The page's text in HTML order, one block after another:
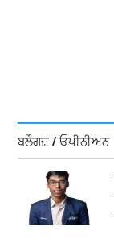
ਬਲੌਗਜ਼ / ਓਪੀਨੀਅਨ